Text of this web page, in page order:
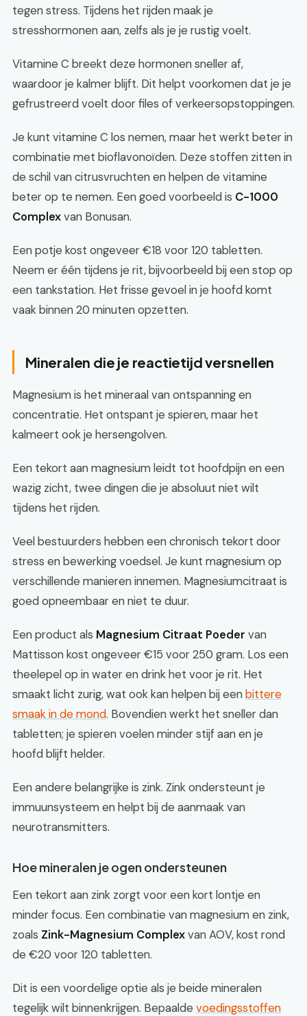
tegen stress. Tijdens het rijden maak je
stresshormonen aan, zelfs als je je rustig voelt.
Vitamine C breekt deze hormonen sneller af,
waardoor je kalmer blijft. Dit helpt voorkomen dat je je
gefrustreerd voelt door files of verkeersopstoppingen.
Je kunt vitamine C los nemen, maar het werkt beter in
combinatie met bioflavonoïden. Deze stoffen zitten in
de schil van citrusvruchten en helpen de vitamine
beter op te nemen. Een goed voorbeeld is C-1000
Complexvan Bonusan.
Een potje kost ongeveer €18 voor 120 tabletten.
Neem er één tijdens je rit, bijvoorbeeld bij een stop op
een tankstation. Het frisse gevoel in je hoofd komt
vaak binnen 20 minuten opzetten.
Mineralen die je reactietijd versnellen
Magnesium is het mineraal van ontspanning en
concentratie. Het ontspant je spieren, maar het
kalmeert ook je hersengolven.
Een tekort aan magnesium leidt tot hoofdpijn en een
wazig zicht, twee dingen die je absoluut niet wilt
tijdens het rijden.
Veel bestuurders hebben een chronisch tekort door
stress en bewerking voedsel. Je kunt magnesium op
verschillende manieren innemen. Magnesiumcitraat is
goed opneembaar en niet te duur.
Een product als Magnesium Citraat Poeder van
Mattisson kost ongeveer €15 voor 250 gram. Los een
theelepel op in water en drink het voor je rit. Het
smaakt licht zurig, wat ook kan helpen bij eenbittere
smaak in de mond. Bovendien werkt het sneller dan
tabletten; je spieren voelen minder stijf aan en je
hoofd blijft helder.
Een andere belangrijke is zink. Zink ondersteunt je
immuunsysteem en helpt bij de aanmaak van
neurotransmitters.
Hoe mineralen je ogen ondersteunen
Een tekort aan zink zorgt voor een kort lontje en
minder focus. Een combinatie van magnesium en zink,
zoals Zink-Magnesium Complexvan AOV, kost rond
de €20 voor 120 tabletten.
Dit is een voordelige optie als je beide mineralen
tegelijk wilt binnenkrijgen. Bepaalde voedingsstoffen